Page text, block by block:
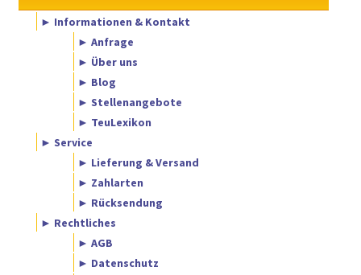
► Informationen & Kontakt
► Anfrage
► Über uns
► Blog
► Stellenangebote
► TeuLexikon
► Service
► Lieferung & Versand
► Zahlarten
► Rücksendung
► Rechtliches
► AGB
► Datenschutz